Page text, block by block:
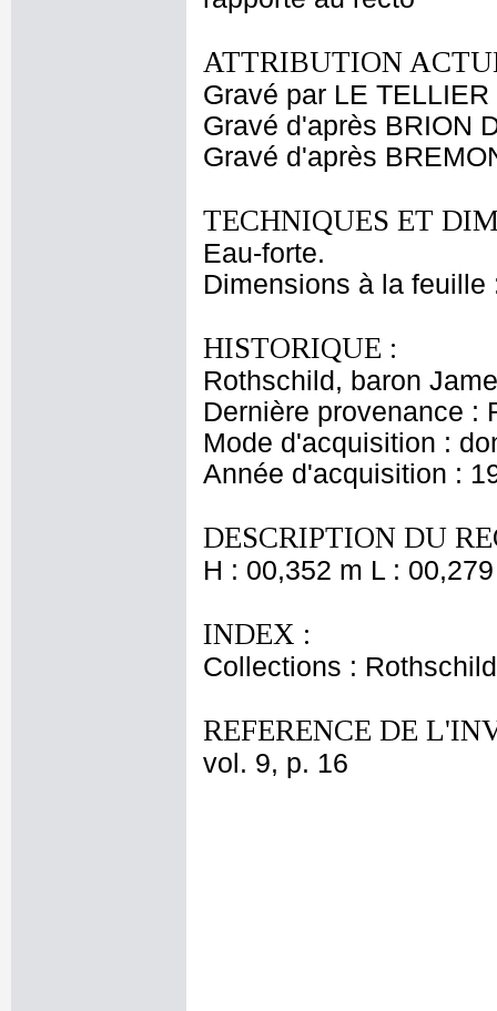
ATTRIBUTION
Gravé par LE
Gravé d'après BRION
Gravé d'après
TECHNIQUES ET
Eau-forte.
Dimensions à la
HISTORIQUE :
Rothschild, baron
Dernière provenance :
Mode d'acquisition :
Année d'acquisition :
DESCRIPTION DU
H : 00,352 m L :
INDEX :
Collections :
REFERENCE DE
vol. 9, p. 16